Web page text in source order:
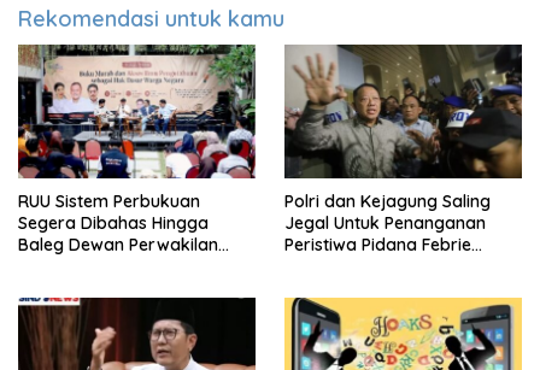
Rekomendasi untuk kamu
RUU Sistem Perbukuan
Segera Dibahas Hingga
Baleg Dewan Perwakilan
Polri dan Kejagung Saling
Jegal Untuk Penanganan
Peristiwa Pidana Febrie